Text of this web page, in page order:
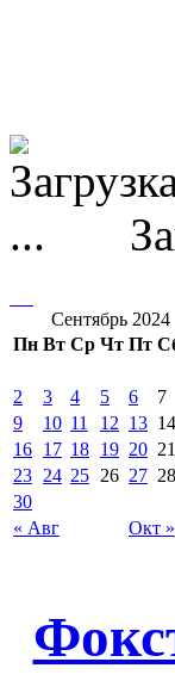
Сентябрь 2024
Пн Вт Ср Чт Пт
« Авг Окт »
2
3 4 5 6 7
9
10 11 12 13 14
16 17 18 19 20 21
23 24 25 26 27 28
30